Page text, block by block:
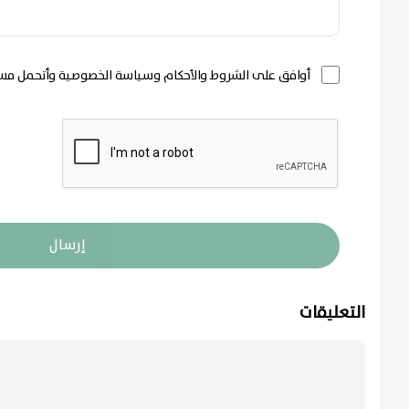
أوافق على الشروط والأحكام وسياسة الخصوصية وأتحمل
إرسال
التعليقات